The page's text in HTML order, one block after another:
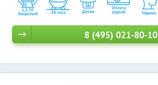
8 (495) 021-80-10